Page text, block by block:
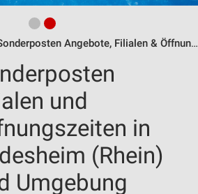
Angebote, Filialen & Öffnungszeiten
und
in
(Rhein)
Umgebung